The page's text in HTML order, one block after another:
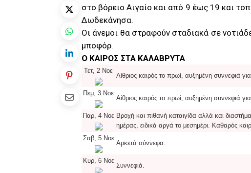
στο βόρειο Αιγαίο και από 9 έως 19 και
Δωδεκάνησα.
Οι άνεμοι θα στραφούν σταδιακά σε
μποφόρ.
Ο ΚΑΙΡΟΣ ΣΤΑ ΚΑΛΑΒΡΥΤΑ
Τετ, 2 Νοε
Αίθριος καιρός το πρωί, αυξημένη συννεφιά
Πεμ, 3 Νοε
Αίθριος καιρός το πρωί, αυξημένη συννεφιά
Παρ, 4 Νοε Βροχή και πιθανή καταιγίδα αλλά και
ημέρας, ειδικά αργά το μεσημέρι. Καθαρός
Σαβ, 5 Νοε
Αρκετά σύννεφα.
Κυρ, 6 Νοε
Συννεφιά.